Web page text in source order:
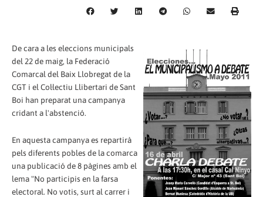
De cara a les eleccions municipals
del 22 de maig, la Federació
Comarcal del Baix Llobregat de la
CGT i el Col·lectiu Llibertari de Sant
Boi han preparat una campanya
cridant a l'abstenció.
En aquesta campanya es repartirà
pels diferents pobles de la comarca
una publicació de 8 pàgines amb el
lema "No participis en la farsa
electoral. No votis, surt al carrer i